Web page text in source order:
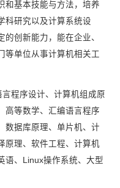
和基本技能与方法，培养
科研究以及计算系统设
创新能力，能在企业、
等单位从事计算机相关工
程序设计、计算机组成原
高等数学、汇编语言程序
数据库原理、单片机、计
原理、软件工程、计算机
语、Linux操作系统、大型